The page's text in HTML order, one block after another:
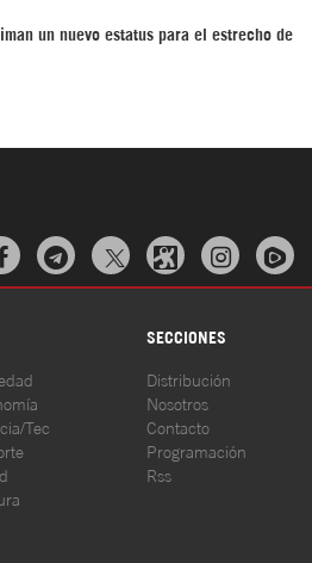
un nuevo estatus para el estrecho de
  
SECCIONES
Tec
Distribución
Nosotros
Contacto
Programación
Rss